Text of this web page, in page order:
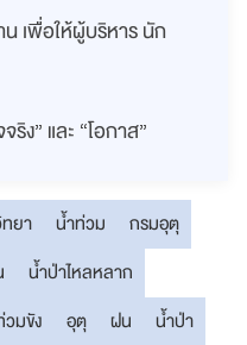
เพื่อให้ผู้บริหาร นัก
ง” และ “โอกาส”
ยา น้ำท่วม
กรมอุตุ
น้ำป่าไหลหลาก
มขัง อุตุ ฝน
น้ำป่า